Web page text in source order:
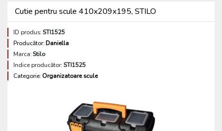
Cutie pentru scule 410x209x195, STILO
ID produs:STI1525
Producător:Daniella
Marca:Stilo
Indice producător:STI1525
Categorie: Organizatoare scule